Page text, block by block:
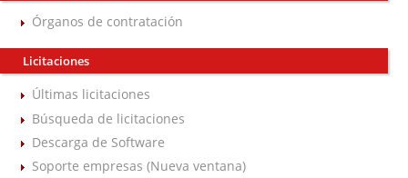
Órganos de contratación
Licitaciones
Últimas licitaciones
Búsqueda de licitaciones
Descarga de Software
Soporte empresas (Nueva ventana)